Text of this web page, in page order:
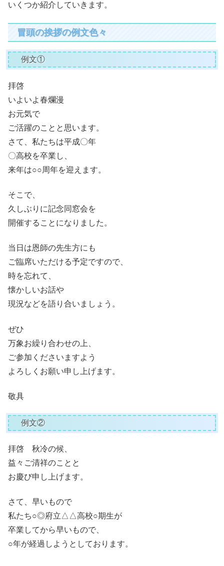
いくつか紹介していきます。
冒頭の挨拶の例文色々
例文①
拝啓
いよいよ春爛漫
お元気で
ご活躍のことと思います。
さて、私たちは平成〇年
〇高校を卒業し、
来年は○○周年を迎えます。
そこで、
久しぶりに記念同窓会を
開催することになりました。
当日は恩師の先生方にも
ご臨席いただける予定ですので、
時を忘れて、
懐かしいお話や
現況などを語り合いましょう。
ぜひ
万象お繰り合わせの上、
ご参加くださいますよう
よろしくお願い申し上げます。
敬具
例文②
拝啓 秋冷の候、
益々ご清祥のことと
お慶び申し上げます。
さて、早いもので
私たち○◎府立△△高校○期生が
卒業してから早いもので、
○年が経過しようとしております。